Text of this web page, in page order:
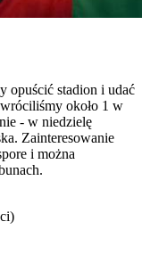
opuścić stadion i udać
około 1 w
- w niedzielę
Zainteresowanie
i można